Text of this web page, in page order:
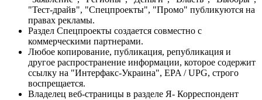
"Тест-драйв", "Спецпроекты", "Промо" публикуются на
правах рекламы.
Раздел Спецпроекты создается совместно с
коммерческими партнерами.
Любое копирование, публикация, републикация и
другое распространение информации, которое содержит
ссылку на "Интерфакс-Украина", EPA / UPG, строго
воспрещается.
Владелец веб-страницы в разделе Я- Корреспондент